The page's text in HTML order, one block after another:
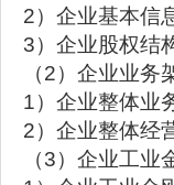
2）企业基本信
3）企业股权结
（2）企业业务
1）企业整体业
2）企业整体经
（3）企业工